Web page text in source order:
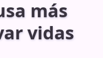
más
vidas